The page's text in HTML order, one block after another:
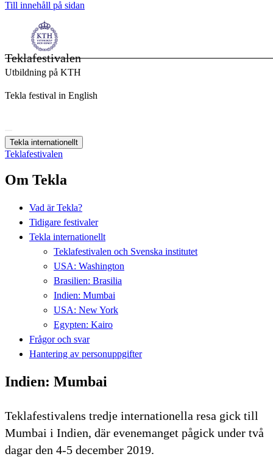
Till innehåll på sidan
Teklafestivalen
Utbildning på KTH
Tekla festival in English
Tekla internationellt
Teklafestivalen
Om Tekla
Vad är Tekla?
Tidigare festivaler
Tekla internationellt
Teklafestivalen och Svenska institutet
USA: Washington
Brasilien: Brasilia
Indien: Mumbai
USA: New York
Egypten: Kairo
Frågor och svar
Hantering av personuppgifter
Indien: Mumbai
Teklafestivalens tredje internationella resa gick till
Mumbai i Indien, där evenemanget pågick under två
dagar den 4-5 december 2019.